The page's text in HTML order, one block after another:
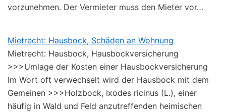
vorzunehmen. Der Vermieter muss den Mieter vor…
Mietrecht: Hausbock, Schäden an Wohnung
Mietrecht: Hausbock, Hausbockversicherung
>>>Umlage der Kosten einer Hausbockversicherung
Im Wort oft verwechselt wird der Hausbock mit dem
Gemeinen >>>Holzbock, Ixodes ricinus (L.), einer
häufig in Wald und Feld anzutreffenden heimischen